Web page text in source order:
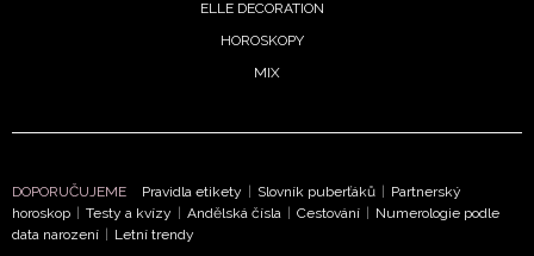
ELLE DECORATION
HOROSKOPY
MIX
DOPORUČUJEME Pravidla etikety | Slovník puberťáků | Partnerský
horoskop | Testy a kvízy | Andělská čísla | Cestování | Numerologie podle
data narození | Letní trendy